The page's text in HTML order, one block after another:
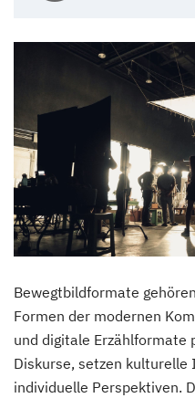
Bewegtbildformate
Formen der modernen
und digitale Erzählformate
Diskurse, setzen kulturelle
individuelle Perspektiven.